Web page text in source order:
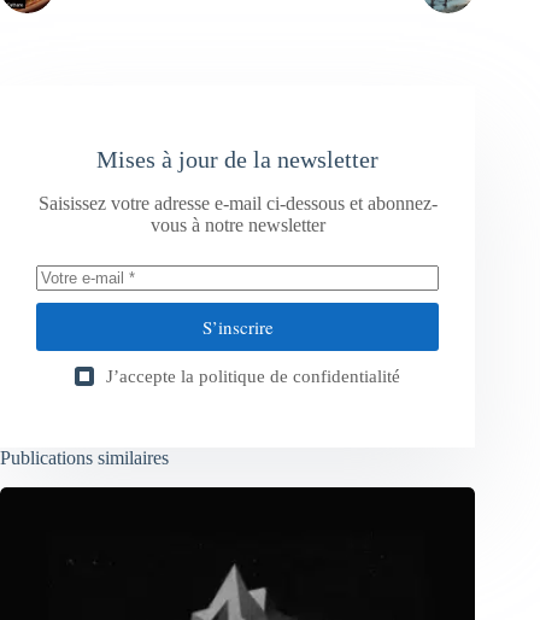
Mises à jour de la newsletter
Saisissez votre adresse e-mail ci-dessous et abonnez-
vous à notre newsletter
S’inscrire
J’accepte la politique de confidentialité
Publications similaires